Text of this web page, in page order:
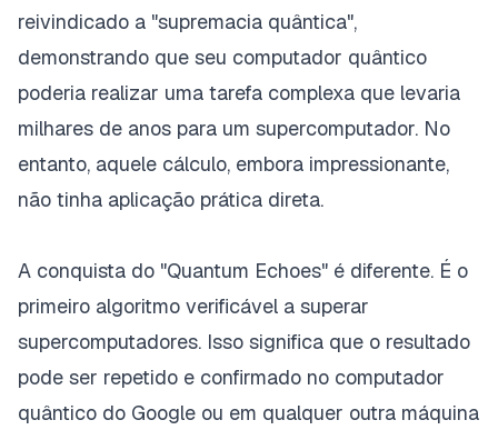
reivindicado a "supremacia quântica",
demonstrando que seu computador quântico
poderia realizar uma tarefa complexa que levaria
milhares de anos para um supercomputador. No
entanto, aquele cálculo, embora impressionante,
não tinha aplicação prática direta.
A conquista do "Quantum Echoes" é diferente. É o
primeiro algoritmo verificável a superar
supercomputadores. Isso significa que o resultado
pode ser repetido e confirmado no computador
quântico do Google ou em qualquer outra máquina